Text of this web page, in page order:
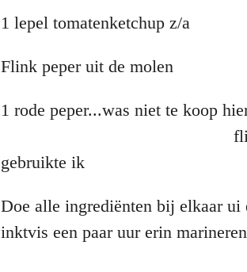
1 lepel tomatenketchup z/a
Flink peper uit de molen
1 rode peper...was
flinke
gebruikte ik
Doe alle ingrediënten bij elkaar
inktvis een paar uur erin